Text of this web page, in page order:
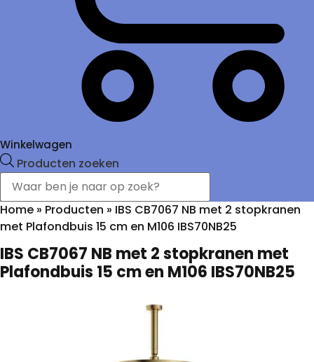
Winkelwagen
Producten zoeken
Home » Producten » IBS CB7067 NB met 2 stopkranen
met Plafondbuis 15 cm en M106 IBS70NB25
IBS CB7067 NB met 2 stopkranen met
Plafondbuis 15 cm en M106 IBS70NB25